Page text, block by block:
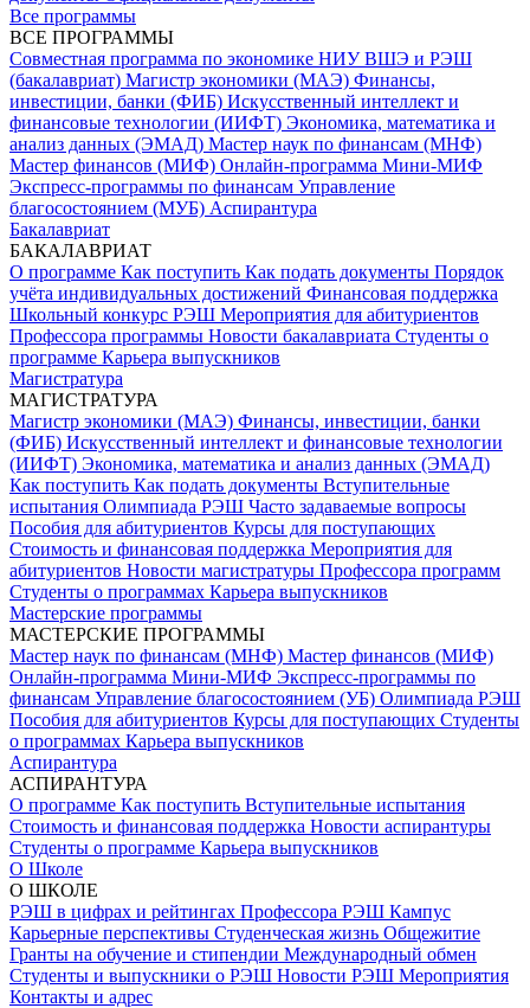
Все программы
ВСЕ ПРОГРАММЫ
Совместная программа по экономике НИУ ВШЭ и РЭШ
(бакалавриат) Магистр экономики (МАЭ) Финансы,
инвестиции, банки (ФИБ) Искусственный интеллект и
финансовые технологии (ИИФТ) Экономика, математика и
анализ данных (ЭМАД) Мастер наук по финансам (МНФ)
Мастер финансов (МИФ) Онлайн-программа Мини-МИФ
Экспресс-программы по финансам Управление
благосостоянием (МУБ) Аспирантура
Бакалавриат
БАКАЛАВРИАТ
О программе Как поступить Как подать документы Порядок
учёта индивидуальных достижений Финансовая поддержка
Школьный конкурс РЭШ Мероприятия для абитуриентов
Профессора программы Новости бакалавриата Студенты о
программе Карьера выпускников
Магистратура
МАГИСТРАТУРА
Магистр экономики (МАЭ) Финансы, инвестиции, банки
(ФИБ) Искусственный интеллект и финансовые технологии
(ИИФТ) Экономика, математика и анализ данных (ЭМАД)
Как поступить Как подать документы Вступительные
испытания Олимпиада РЭШ Часто задаваемые вопросы
Пособия для абитуриентов Курсы для поступающих
Стоимость и финансовая поддержка Мероприятия для
абитуриентов Новости магистратуры Профессора программ
Студенты о программах Карьера выпускников
Мастерские программы
МАСТЕРСКИЕ ПРОГРАММЫ
Мастер наук по финансам (МНФ) Мастер финансов (МИФ)
Онлайн-программа Мини-МИФ Экспресс-программы по
финансам Управление благосостоянием (УБ) Олимпиада РЭШ
Пособия для абитуриентов Курсы для поступающих Студенты
о программах Карьера выпускников
Аспирантура
АСПИРАНТУРА
О программе Как поступить Вступительные испытания
Стоимость и финансовая поддержка Новости аспирантуры
Студенты о программе Карьера выпускников
О Школе
О ШКОЛЕ
РЭШ в цифрах и рейтингах Профессора РЭШ Кампус
Карьерные перспективы Студенческая жизнь Общежитие
Гранты на обучение и стипендии Международный обмен
Студенты и выпускники о РЭШ Новости РЭШ Мероприятия
Контакты и адрес